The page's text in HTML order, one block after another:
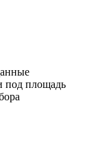
под площадь